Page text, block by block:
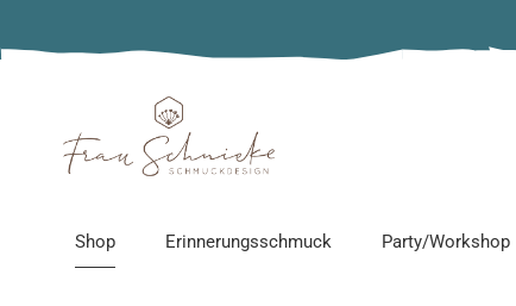
Shop Erinnerungsschmuck Party/Workshop
Alle Produkte
Erinnerungsschmuck